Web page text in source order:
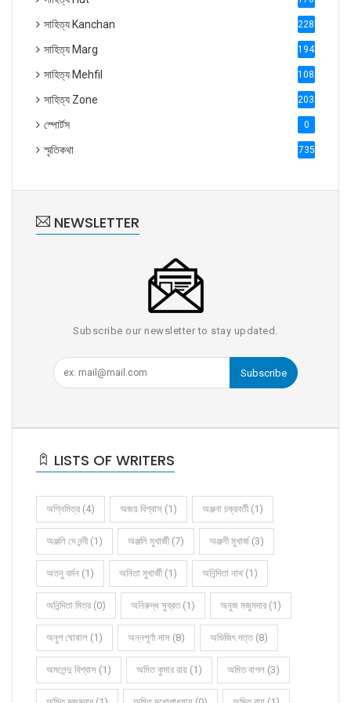
সাহিত্য Kanchan 2287
সাহিত্য Marg 1947
সাহিত্য Mehfil 1088
সাহিত্য Zone 2035
স্পোর্টস 0
স্মৃতিকথা 735
NEWSLETTER
Subscribe our newsletter to stay updated.
Subscribe
LISTS OF WRITERS
অগ্নিমিত্র (4) অজয় বিশ্বাস (1) অঞ্জনা চক্রবর্তী (1)
অঞ্জলি দে নন্দী (1) অঞ্জলি মুখার্জী (7) অঞ্জলী মুখার্জ (3)
অতনু বর্মন (1) অনিতা মুখার্জী (1) অনিন্দিতা নাথ (1)
অনিন্দিতা মিত্র (0) অনিরুদ্ধ সুব্রত (1) অনুজ মজুমদার (1)
অনুপ ঘোষাল (1) অন্নপূর্ণা দাস (8) অভিজিৎ দত্ত (8)
অমলেন্দু বিশ্বাস (1) অমিত কুমার রায় (1) অমিত বাগল (3)